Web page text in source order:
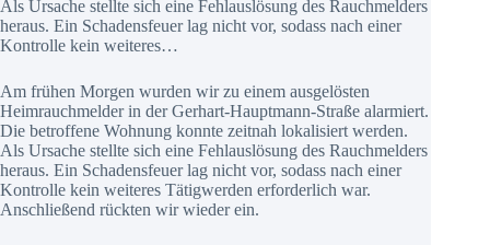
Als Ursache stellte sich eine Fehlauslösung des Rauchmelders
heraus. Ein Schadensfeuer lag nicht vor, sodass nach einer
Kontrolle kein weiteres…
Am frühen Morgen wurden wir zu einem ausgelösten
Heimrauchmelder in der Gerhart-Hauptmann-Straße alarmiert.
Die betroffene Wohnung konnte zeitnah lokalisiert werden.
Als Ursache stellte sich eine Fehlauslösung des Rauchmelders
heraus. Ein Schadensfeuer lag nicht vor, sodass nach einer
Kontrolle kein weiteres Tätigwerden erforderlich war.
Anschließend rückten wir wieder ein.